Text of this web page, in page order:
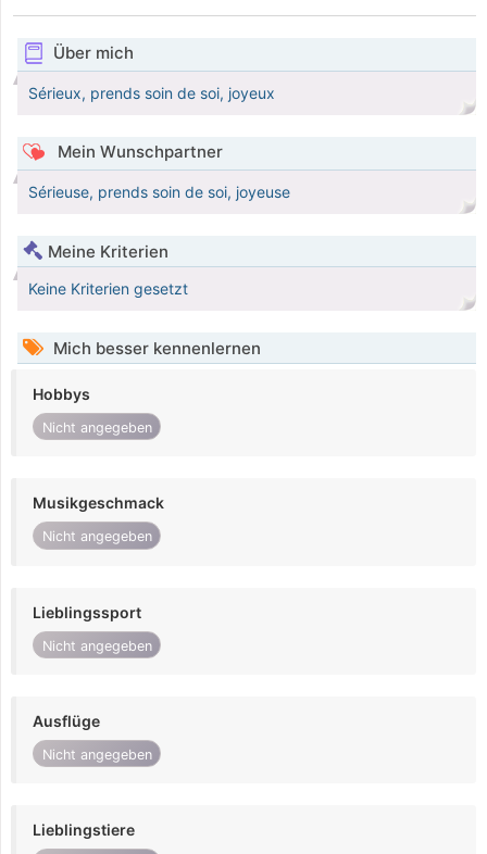
Über mich
Sérieux, prends soin de soi, joyeux
Mein Wunschpartner
Sérieuse, prends soin de soi, joyeuse
Meine Kriterien
Keine Kriterien gesetzt
Mich besser kennenlernen
Hobbys
Nicht angegeben
Musikgeschmack
Nicht angegeben
Lieblingssport
Nicht angegeben
Ausflüge
Nicht angegeben
Lieblingstiere